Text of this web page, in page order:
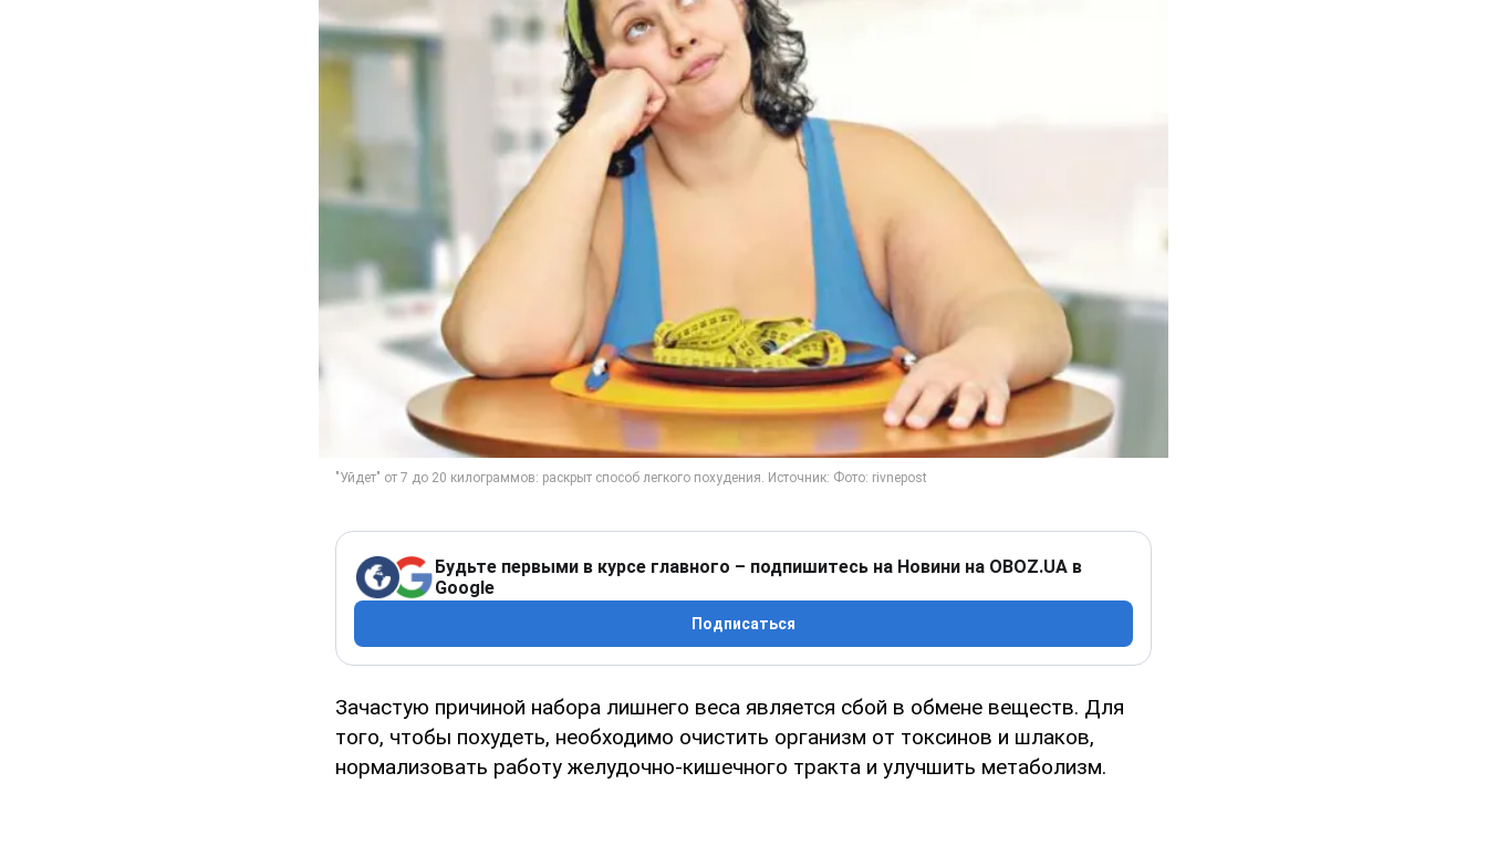
Будьте первыми в курсе главного – подпишитесь на Новини на OBOZ.UA в
Google
Подписаться
Зачастую причиной набора лишнего веса является сбой в обмене веществ. Для
того, чтобы похудеть, необходимо очистить организм от токсинов и шлаков,
нормализовать работу желудочно-кишечного тракта и улучшить метаболизм.